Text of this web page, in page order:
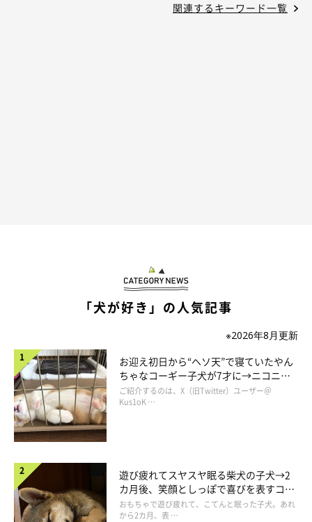
関連するキーワード一覧
「犬が好き」の人気記事
※2026年8月更新
お迎え初日から“ヘソ天”で寝ていたやん
ちゃなコーギー子犬が7才に→ニコニ
コ“コーギースマイル”が魅力のコに成
長！
ご紹介するのは、X（旧Twitter）ユーザー＠
Kus1oK …
遊び疲れてスヤスヤ眠る柴犬の子犬→2
カ月後、笑顔としっぽで喜びを表すコに
成長！
おもちゃで遊び疲れて、こてんと眠った子犬。あれ
から2カ月、表 …